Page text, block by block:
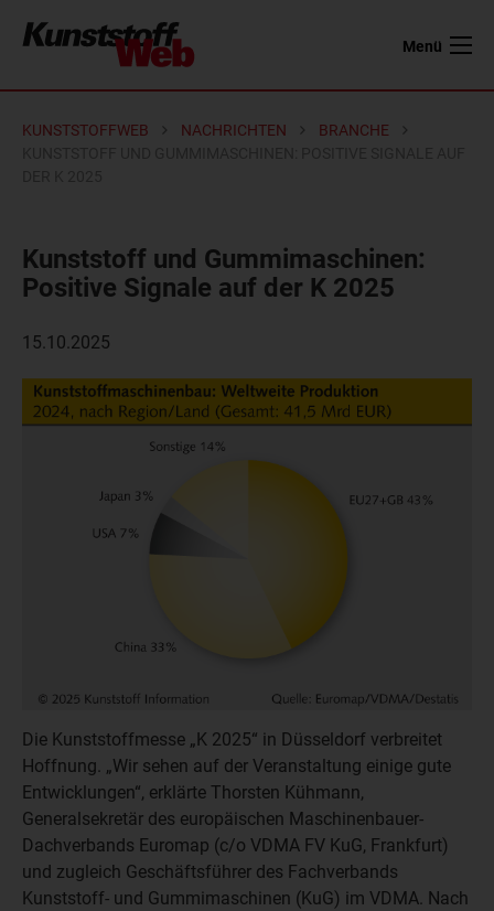
Menü
KUNSTSTOFFWEB NACHRICHTEN
BRANCHE
Kunststoff und Gummimaschinen:
Positive Signale auf der K 2025
15.10.2025
Die Kunststoffmesse „K 2025“ in Düsseldorf verbreitet
Hoffnung. „Wir sehen auf der Veranstaltung einige gute
Entwicklungen“, erklärte Thorsten Kühmann,
Generalsekretär des europäischen Maschinenbauer-
Dachverbands Euromap (c/o VDMA FV KuG, Frankfurt)
und zugleich Geschäftsführer des Fachverbands
Kunststoff- und Gummimaschinen (KuG) im VDMA. Nach